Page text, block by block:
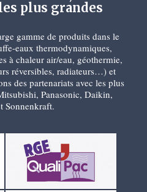
plus grandes
gamme de produits dans le
eaux thermodynamiques,
à chaleur air/eau, géothermie,
réversibles, radiateurs…) et
des partenariats avec les plus
Panasonic, Daikin,
Sonnenkraft.